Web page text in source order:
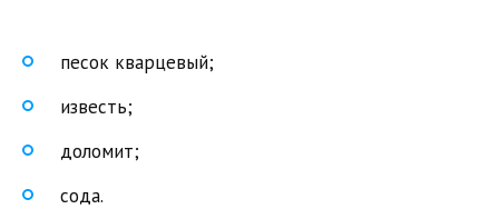
песок кварцевый;
известь;
доломит;
сода.